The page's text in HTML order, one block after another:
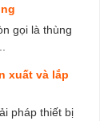
gọi là thùng
xuất và lắp
pháp thiết bị